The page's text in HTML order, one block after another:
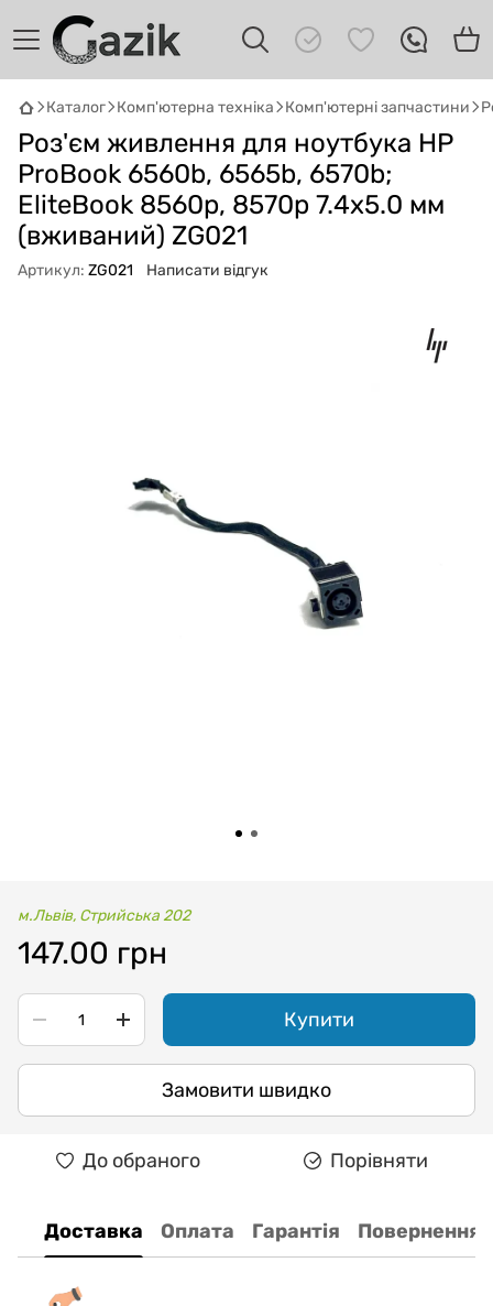
Каталог Комп'ютерна техніка Комп'ютерні запчастини
Роз'єм живлення для ноутбука HP
ProBook 6560b, 6565b, 6570b;
EliteBook 8560p, 8570p 7.4x5.0 мм
(вживаний) ZG021
Артикул: ZG021 Написати відгук
м.Львів, Стрийська 202
147.00 грн
Купити
Замовити швидко
До обраного Порівняти
Доставка Оплата Гарантія Повернення
Онлайн · пошук техніки
Привіт! 👋 Я Gazik AI — допоможу
підібрати вживану комп'ютерну техніку.
Що шукаєш?